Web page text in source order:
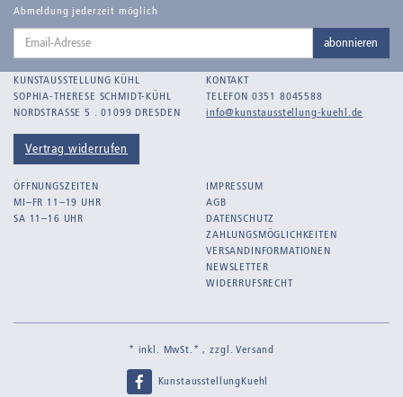
Balden-Wolff, Annemarie
Bankroth, Bernd
Bankroth, Ursula
Barth, Arthur Julius
Bartnig, Horst
Bartzsch, Paul Kurt
Becker, F.
Beckmann, Max
Birnstengel, Richard
Abmeldung jederzeit möglich
Email-
abonnieren
KUNSTAUSSTELLUNG KÜHL
SOPHIA-THERESE SCHMIDT-KÜHL
NORDSTRASSE 5 . 01099 DRESDEN
Vertrag widerrufen
KONTAKT
TELEFON 0351 8045588
info@kunstausstellung-kuehl.de
ÖFFNUNGSZEITEN
MI–FR 11–19 UHR
SA 11–16 UHR
IMPRESSUM
AGB
DATENSCHUTZ
ZAHLUNGSMÖGLICHKEITEN
VERSANDINFORMATIONEN
NEWSLETTER
WIDERRUFSRECHT
* inkl. MwSt.* , zzgl.Versand
KunstausstellungKuehl